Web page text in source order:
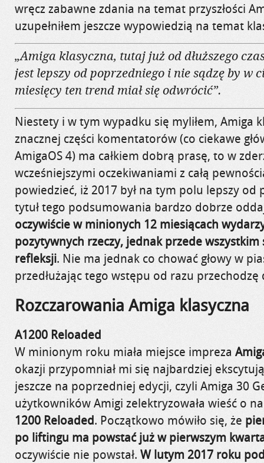
wręcz zabawne zdania na temat przyszłości
uzupełniłem jeszcze wypowiedzią na temat
„Amiga klasyczna, tutaj już od dłuższego
jest lepszy od poprzedniego i nie sądzę by w
miesięcy ten trend miał się odwrócić”.
Niestety i w tym wypadku się myliłem, Amiga
znacznej części komentatorów (co ciekawe
AmigaOS 4) ma całkiem dobrą prasę, to w
wcześniejszymi oczekiwaniami z całą
powiedzieć, iż 2017 był na tym polu lepszy od
tytuł tego podsumowania bardzo dobrze
oczywiście w minionych 12 miesiącach
pozytywnych rzeczy, jednak przede wszystkim
refleksji. Nie ma jednak co chować głowy w
przedłużając tego wstępu od razu przechodzę
Rozczarowania Amiga klasyczna
A1200 Reloaded
W minionym roku miała miejsce impreza
okazji przypomniał mi się najbardziej
jeszcze na poprzedniej edycji, czyli Amiga 30
użytkowników Amigi zelektryzowała wieść o
1200 Reloaded. Początkowo mówiło się, że
po liftingu ma powstać już w pierwszym
oczywiście nie powstał. W lutym 2017 roku